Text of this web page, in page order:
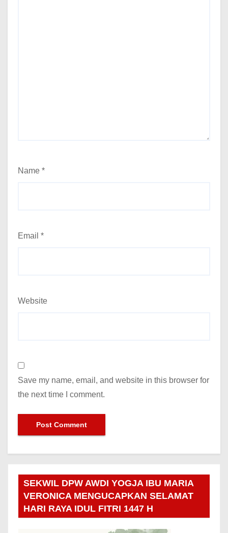
Name *
Email *
Website
Save my name, email, and website in this browser for
the next time I comment.
SEKWIL DPW AWDI YOGJA IBU MARIA
VERONICA MENGUCAPKAN SELAMAT
HARI RAYA IDUL FITRI 1447 H